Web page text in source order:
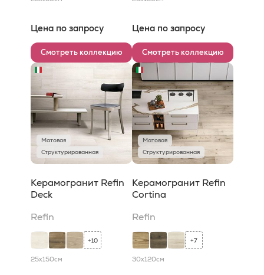
Цена по запросу
Смотреть коллекцию
Цена по запросу
Смотреть коллекцию
Матовая
Структурированная
Керамогранит Refin
Deck
Refin
+10
25x150см
Матовая
Структурированная
Керамогранит Refin
Cortina
Refin
+7
30x120см